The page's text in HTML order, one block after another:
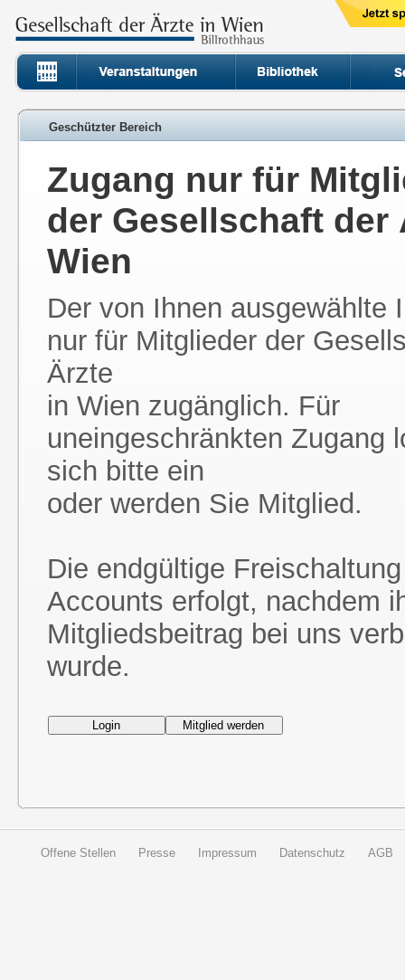
Geschützter Bereich
Zugang nur für
der Gesellschaft der
Wien
Der von Ihnen ausgewählte
nur für Mitglieder der
Ärzte
in Wien zugänglich. Für
uneingeschränkten Zugang
sich bitte ein
oder werden Sie Mitglied.
Die endgültige
Accounts erfolgt, nachdem
Mitgliedsbeitrag bei uns
wurde.
Offene Stellen Presse Impressum Datenschutz AGB